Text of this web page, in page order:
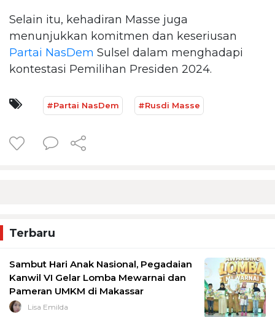
Selain itu, kehadiran Masse juga
menunjukkan komitmen dan keseriusan
Partai NasDem Sulsel dalam menghadapi
kontestasi Pemilihan Presiden 2024.
#Partai NasDem #Rusdi Masse
Terbaru
Sambut Hari Anak Nasional, Pegadaian
Kanwil VI Gelar Lomba Mewarnai dan
Pameran UMKM di Makassar
Lisa Emilda